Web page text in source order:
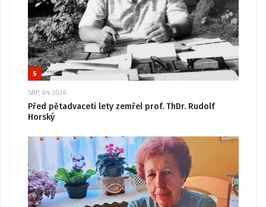
5
SRP, 04 2026
Před pětadvaceti lety zemřel prof. ThDr. Rudolf
Horský